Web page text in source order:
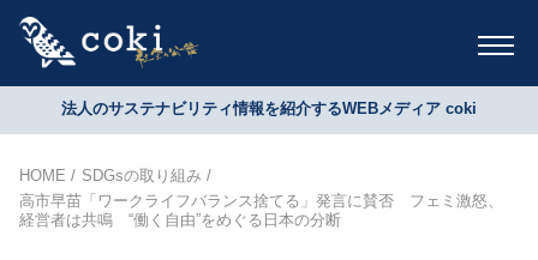
法人のサステナビリティ情報を紹介するWEBメディア coki
HOME
SDGsの取り組み
高市早苗「ワークライフバランス捨てる」発言に賛否 フェミ激怒、
経営者は共鳴 “働く自由”をめぐる日本の分断